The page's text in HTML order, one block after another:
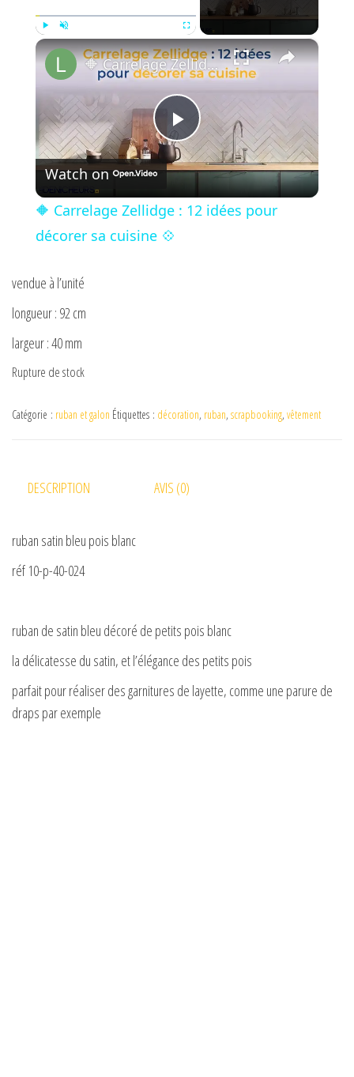
×
P
l
d
🔶 Carrelage Zellidge : 12 idées pour décorer sa cuisine 💠
Watch on
🔶 Carrelage Zellidge : 12 idées pour
décorer sa cuisine 💠
vendue à l’unité
longueur : 92 cm
largeur : 40 mm
Rupture de stock
Catégorie : ruban et galon Étiquettes : décoration, ruban, scrapbooking, vêtement
DESCRIPTION AVIS (0)
ruban satin bleu pois blanc
réf 10-p-40-024
ruban de satin bleu décoré de petits pois blanc
la délicatesse du satin, et l’élégance des petits pois
parfait pour réaliser des garnitures de layette, comme une parure de
draps par exemple